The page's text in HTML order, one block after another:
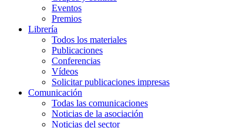
Eventos
Premios
Librería
Todos los materiales
Publicaciones
Conferencias
Vídeos
Solicitar publicaciones impresas
Comunicación
Todas las comunicaciones
Noticias de la asociación
Noticias del sector